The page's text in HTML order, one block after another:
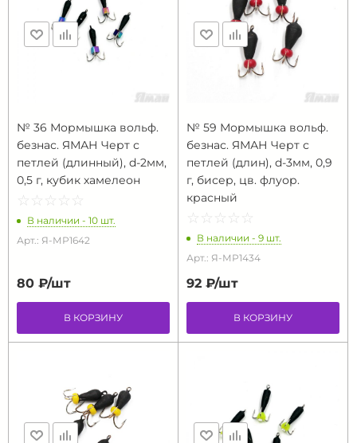
№ 36 Мормышка вольф.
безнас. ЯМАН Черт с
петлей (длинный), d-2мм,
0,5 г, кубик хамелеон
☆ ☆ ☆ ☆ ☆
★ ★ ★ ★ ★
В наличии - 10 шт.
Арт.: Я-МР1642
80 ₽/шт
В КОРЗИНУ
№ 59 Мормышка вольф.
безнас. ЯМАН Черт с
петлей (длин), d-3мм, 0,9
г, бисер, цв. флуор.
красный
☆ ☆ ☆ ☆ ☆
★ ★ ★ ★ ★
В наличии - 9 шт.
Арт.: Я-МР1434
92 ₽/шт
В КОРЗИНУ